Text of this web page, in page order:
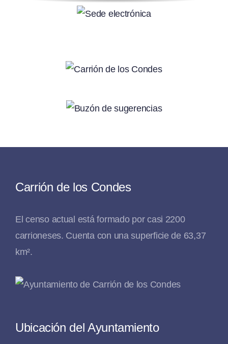
Carrión de los Condes
El censo actual está formado por casi 2200
carrioneses. Cuenta con una superficie de 63,37
km².
Ubicación del Ayuntamiento